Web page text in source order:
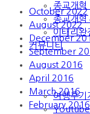
종교개혁
종교개혁
이태리완
커뮤니티
여행후기
Youtube
October 2022
August 2022
December
September
August 2016
April 2016
March 2016
February 2016